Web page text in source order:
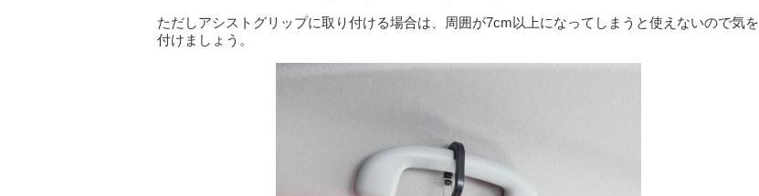
ただしアシストグリップに取り付ける場合は、周囲が7cm以上になってしまうと使えないので気を
付けましょう。